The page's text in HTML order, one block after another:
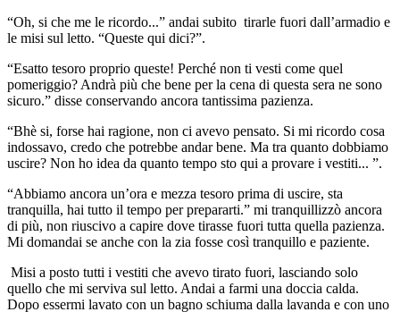
“Oh, si che me le ricordo...” andai subito tirarle fuori dall’armadio e
le misi sul letto. “Queste qui dici?”.
“Esatto tesoro proprio queste! Perché non ti vesti come quel
pomeriggio? Andrà più che bene per la cena di questa sera ne sono
sicuro.” disse conservando ancora tantissima pazienza.
“Bhè si, forse hai ragione, non ci avevo pensato. Si mi ricordo cosa
indossavo, credo che potrebbe andar bene. Ma tra quanto dobbiamo
uscire? Non ho idea da quanto tempo sto qui a provare i vestiti... ”.
“Abbiamo ancora un’ora e mezza tesoro prima di uscire, sta
tranquilla, hai tutto il tempo per prepararti.” mi tranquillizzò ancora
di più, non riuscivo a capire dove tirasse fuori tutta quella pazienza.
Mi domandai se anche con la zia fosse così tranquillo e paziente.
Misi a posto tutti i vestiti che avevo tirato fuori, lasciando solo
quello che mi serviva sul letto. Andai a farmi una doccia calda.
Dopo essermi lavato con un bagno schiuma dalla lavanda e con uno